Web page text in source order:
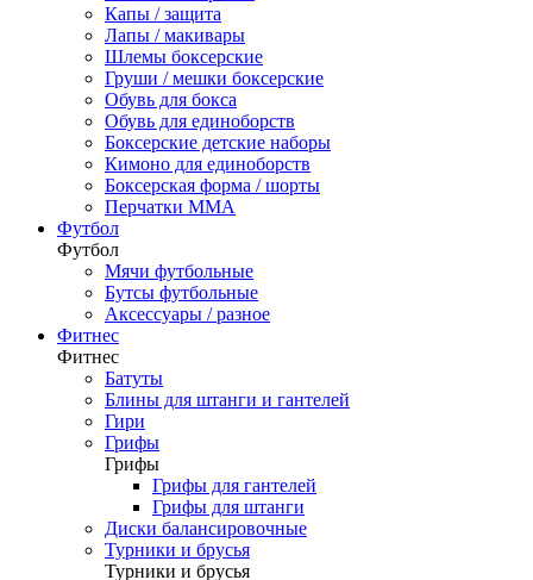
Капы / защита
Лапы / макивары
Шлемы боксерские
Груши / мешки боксерские
Обувь для бокса
Обувь для единоборств
Боксерские детские наборы
Кимоно для единоборств
Боксерская форма / шорты
Перчатки ММА
Футбол
Футбол
Мячи футбольные
Бутсы футбольные
Аксессуары / разное
Фитнес
Фитнес
Батуты
Блины для штанги и гантелей
Гири
Грифы
Грифы
Грифы для гантелей
Грифы для штанги
Диски балансировочные
Турники и брусья
Турники и брусья